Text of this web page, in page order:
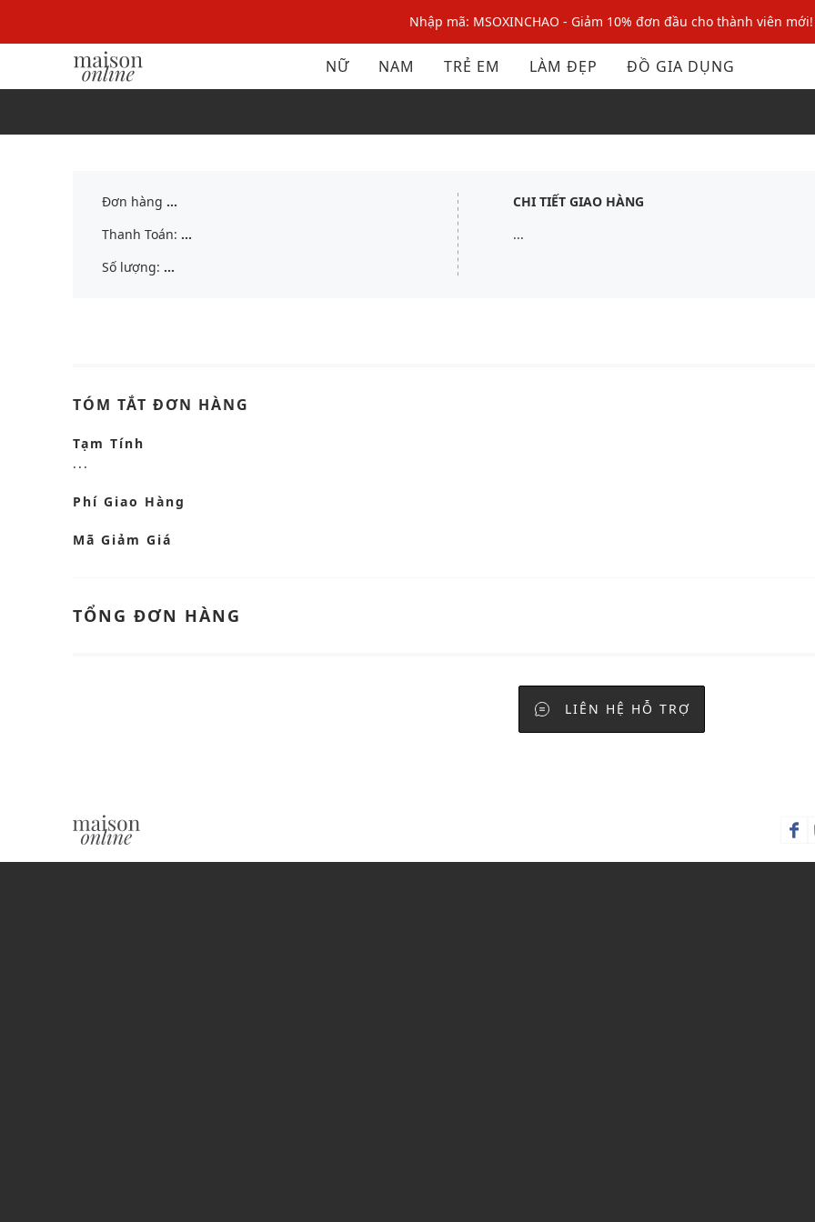
Nhập mã: MSOXINCHAO - Giảm 10% đơn đầu cho thành viên mới!
Nhập mã MSOPAY100: giảm ngay 10% khi thanh toán trực tuyến
Nhập mã: MSOXINCHAO - Giảm 10% đơn đầu cho thành viên mới!
NỮ NAM TRẺ EM LÀM ĐẸP ĐỒ GIA DỤNG
Đơn hàng ...
Thanh Toán: ...
Số lượng: ...
CHI TIẾT GIAO HÀNG
...
TÓM TẮT ĐƠN HÀNG
Tạm Tính
...
Phí Giao Hàng
Mã Giảm Giá
TỔNG ĐƠN HÀNG
LIÊN HỆ HỖ TRỢ